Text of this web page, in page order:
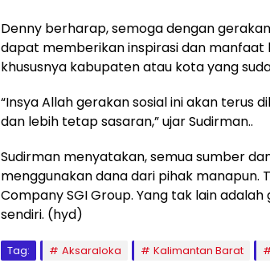
Denny berharap, semoga dengan
dapat memberikan inspirasi dan
khususnya kabupaten atau kota yang
“Insya Allah gerakan sosial ini akan terus
dan lebih tetap sasaran,” ujar Sudirman..
Sudirman menyatakan, semua sumber
menggunakan dana dari pihak manapun.
Company SGI Group. Yang tak lain
sendiri. (hyd)
Tag: Aksaraloka Kalimantan Barat